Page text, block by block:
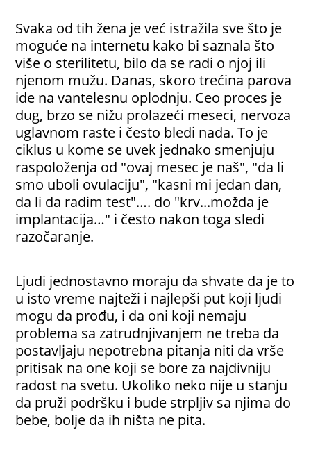
Svaka od tih žena je već istražila sve što je
moguće na internetu kako bi saznala što
više o sterilitetu, bilo da se radi o njoj ili
njenom mužu. Danas, skoro trećina parova
ide na vantelesnu oplodnju. Ceo proces je
dug, brzo se nižu prolazeći meseci, nervoza
uglavnom raste i često bledi nada. To je
ciklus u kome se uvek jednako smenjuju
raspoloženja od "ovaj mesec je naš", "da li
smo uboli ovulaciju", "kasni mi jedan dan,
da li da radim test"…. do "krv...možda je
implantacija…" i često nakon toga sledi
razočaranje.
Ljudi jednostavno moraju da shvate da je to
u isto vreme najteži i najlepši put koji ljudi
mogu da prođu, i da oni koji nemaju
problema sa zatrudnjivanjem ne treba da
postavljaju nepotrebna pitanja niti da vrše
pritisak na one koji se bore za najdivniju
radost na svetu. Ukoliko neko nije u stanju
da pruži podršku i bude strpljiv sa njima do
bebe, bolje da ih ništa ne pita.